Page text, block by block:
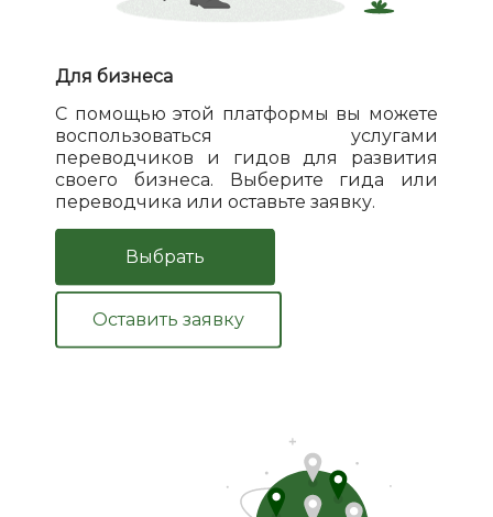
Для бизнеса
С помощью этой платформы вы можете
воспользоваться услугами
переводчиков и гидов для развития
своего бизнеса. Выберите гида или
переводчика или оставьте заявку.
Выбрать
Оставить заявку